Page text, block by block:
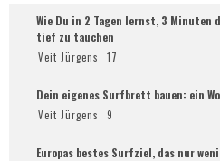
Wie Du in 2 Tagen lernst, 3
tief zu tauchen
Veit Jürgens 17
Dein eigenes Surfbrett bauen: ein
Veit Jürgens 9
Europas bestes Surfziel, das nur